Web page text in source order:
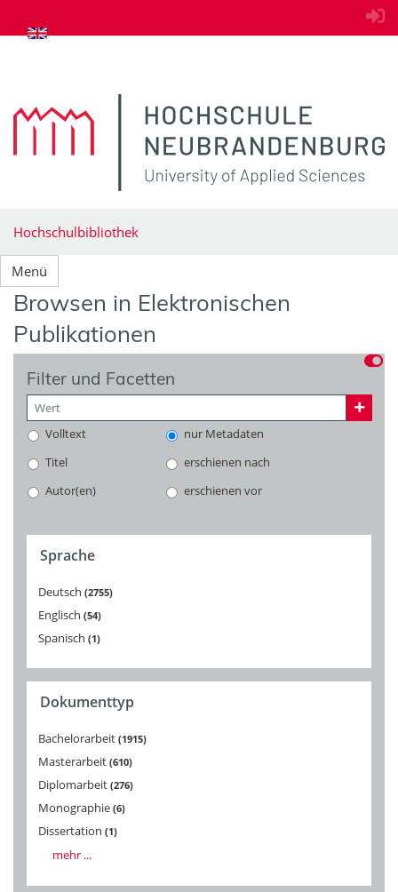
zum Inhalt springen
Hochschulbibliothek
Menü
Browsen in Elektronischen
Publikationen
Filter und Facetten
Volltext
nur Metadaten
Titel
erschienen nach
Autor(en)
erschienen vor
Sprache
Deutsch 2755
Englisch 54
Spanisch 1
Dokumenttyp
Bachelorarbeit 1915
Masterarbeit 610
Diplomarbeit 276
Monographie 6
Dissertation 1
mehr ...